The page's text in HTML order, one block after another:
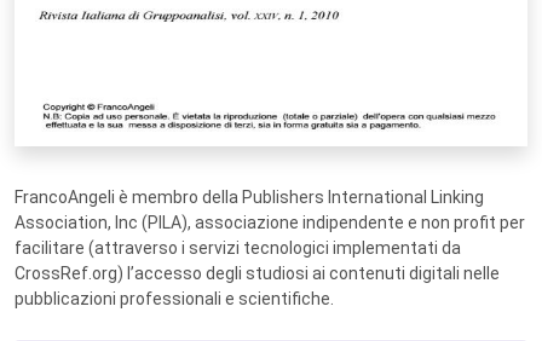
FrancoAngeli è membro della Publishers International Linking
Association, Inc (PILA), associazione indipendente e non profit per
facilitare (attraverso i servizi tecnologici implementati da
CrossRef.org) l’accesso degli studiosi ai contenuti digitali nelle
pubblicazioni professionali e scientifiche.